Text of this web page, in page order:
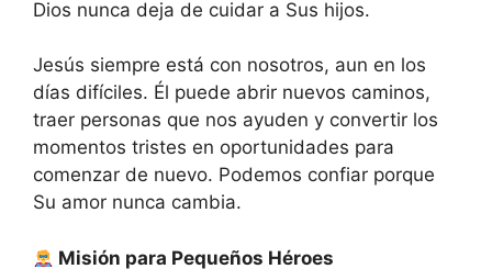
Dios nunca deja de cuidar a Sus hijos.
Jesús siempre está con nosotros, aun en los
días difíciles. Él puede abrir nuevos caminos,
traer personas que nos ayuden y convertir los
momentos tristes en oportunidades para
comenzar de nuevo. Podemos confiar porque
Su amor nunca cambia.
Misión para Pequeños Héroes